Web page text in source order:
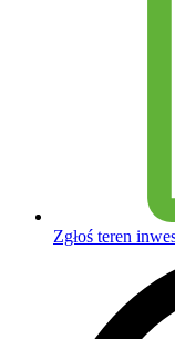
Zgłoś teren